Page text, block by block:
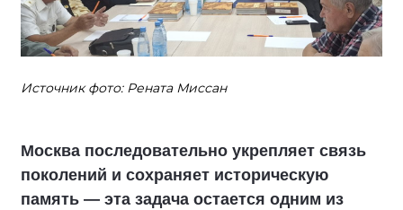
Источник фото: Рената Миссан
Москва последовательно укрепляет связь
поколений и сохраняет историческую
память — эта задача остается одним из